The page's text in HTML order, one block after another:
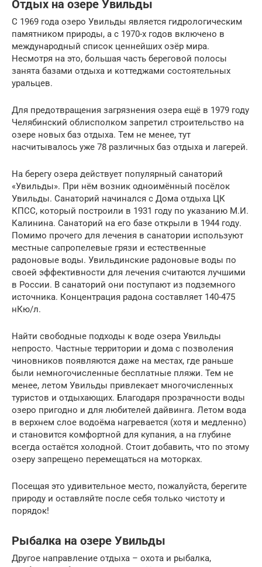
Отдых на озере Увильды
С 1969 года озеро Увильды является гидрологическим
памятником природы, а с 1970-х годов включено в
международный список ценнейших озёр мира.
Несмотря на это, большая часть береговой полосы
занята базами отдыха и коттеджами состоятельных
уральцев.
Для предотвращения загрязнения озера ещё в 1979 году
Челябинский облисполком запретил строительство на
озере новых баз отдыха. Тем не менее, тут
насчитывалось уже 78 различных баз отдыха и лагерей.
На берегу озера действует популярный санаторий
«Увильды». При нём возник одноимённый посёлок
Увильды. Санаторий начинался с Дома отдыха ЦК
КПСС, который построили в 1931 году по указанию М.И.
Калинина. Санаторий на его базе открыли в 1944 году.
Помимо прочего для лечения в санатории используют
местные сапропелевые грязи и естественные
радоновые воды. Увильдинские радоновые воды по
своей эффективности для лечения считаются лучшими
в России. В санаторий они поступают из подземного
источника. Концентрация радона составляет 140-475
нКю/л.
Найти свободные подходы к воде озера Увильды
непросто. Частные территории и дома с позволения
чиновников появляются даже на местах, где раньше
были немногочисленные бесплатные пляжи. Тем не
менее, летом Увильды привлекает многочисленных
туристов и отдыхающих. Благодаря прозрачности воды
озеро пригодно и для любителей дайвинга. Летом вода
в верхнем слое водоёма нагревается (хотя и медленно)
и становится комфортной для купания, а на глубине
всегда остаётся холодной. Стоит добавить, что по этому
озеру запрещено перемещаться на моторках.
Посещая это удивительное место, пожалуйста, берегите
природу и оставляйте после себя только чистоту и
порядок!
Рыбалка на озере Увильды
Другое направление отдыха – охота и рыбалка,